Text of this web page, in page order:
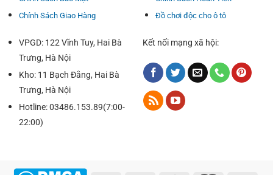
Lưỡi gạt BOSCH được thiết kế Gia Công cho tất cả những
người dùng có thể từ bỏ lắp ráp.
Chính Sách Giao Hàng
Đồ chơi độc cho ô tô
VPGD: 122 Vĩnh Tuy, Hai Bà
Trưng, Hà Nội
Kho: 11 Bạch Đằng, Hai Bà
Trưng, Hà Nội
Hotline: 03486.153.89(7:00-
22:00)
Kết nối mạng xã hội: